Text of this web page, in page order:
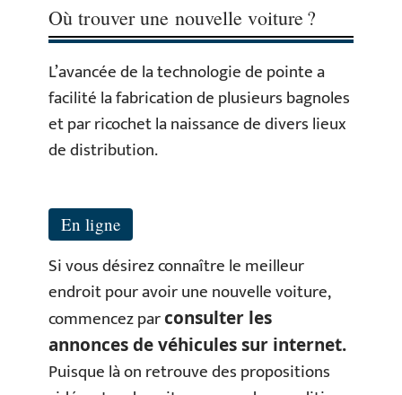
Où trouver une nouvelle voiture ?
L’avancée de la technologie de pointe a
facilité la fabrication de plusieurs bagnoles
et par ricochet la naissance de divers lieux
de distribution.
En ligne
Si vous désirez connaître le meilleur
endroit pour avoir une nouvelle voiture,
commencez parconsulter les
annonces de véhicules sur internet.
Puisque là on retrouve des propositions